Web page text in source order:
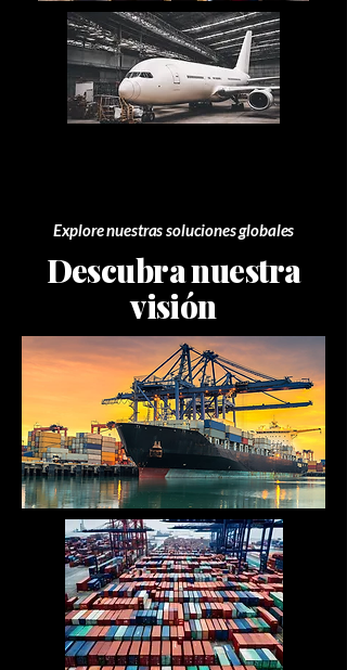
Explore nuestras soluciones globales
Descubra nuestra
visión